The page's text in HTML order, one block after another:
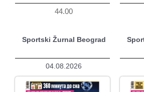
44.00
Sportski Žurnal Beograd
04.08.2026